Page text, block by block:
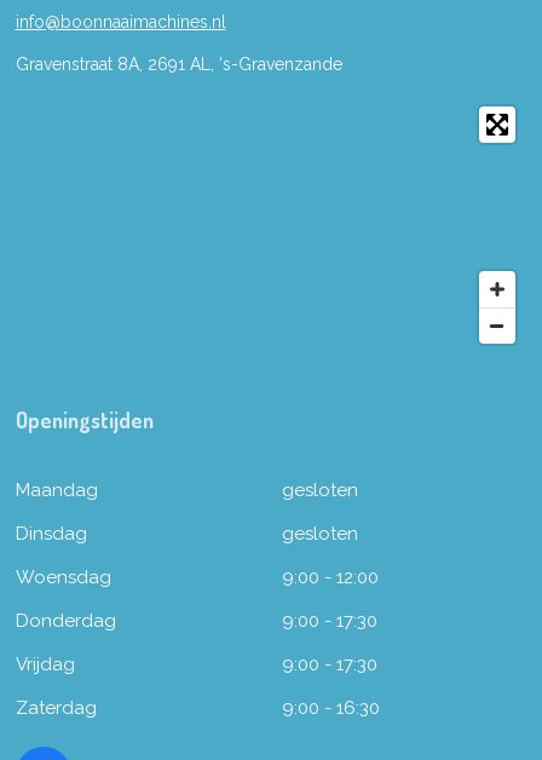
info@boonnaaimachines.nl
Gravenstraat 8A, 2691 AL, 's-Gravenzande
Openingstijden
Maandag
gesloten
Dinsdag
gesloten
Woensdag
9:00 - 12:00
Donderdag
9:00 - 17:30
Vrijdag
9:00 - 17:30
Zaterdag
9:00 - 16:30